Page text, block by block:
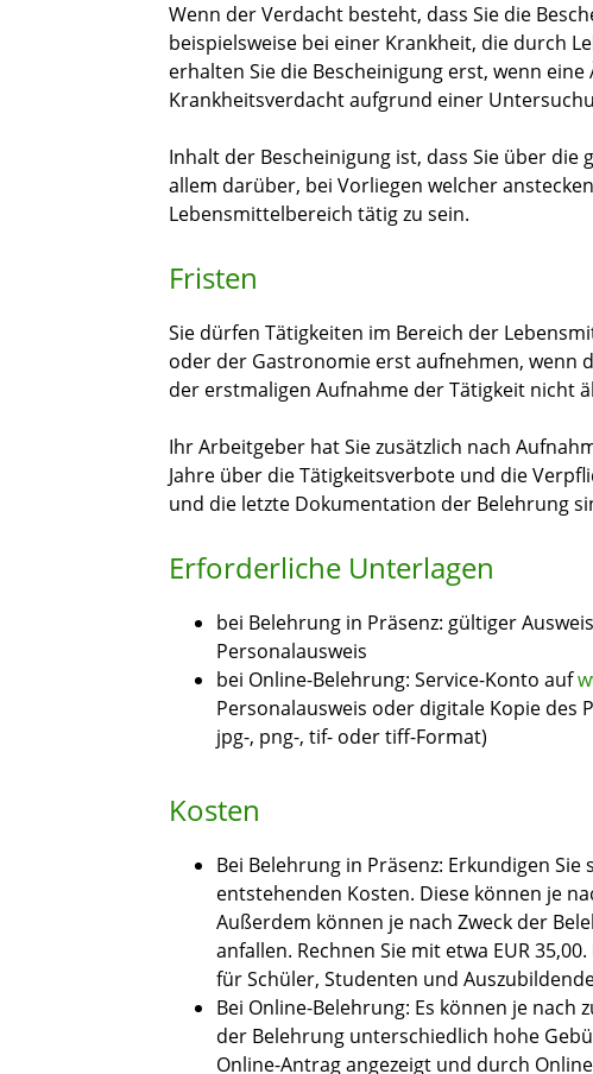
Wenn der Verdacht besteht, dass Sie die
beispielsweise bei einer Krankheit, die durch
erhalten Sie die Bescheinigung erst, wenn
Krankheitsverdacht aufgrund einer
Inhalt der Bescheinigung ist, dass Sie über
allem darüber, bei Vorliegen welcher
Lebensmittelbereich tätig zu sein.
Fristen
Sie dürfen Tätigkeiten im Bereich der
oder der Gastronomie erst aufnehmen, wenn
der erstmaligen Aufnahme der Tätigkeit nicht
Ihr Arbeitgeber hat Sie zusätzlich nach
Jahre über die Tätigkeitsverbote und die
und die letzte Dokumentation der Belehrung
Erforderliche Unterlagen
bei Belehrung in Präsenz: gültiger
Personalausweis
bei Online-Belehrung: Service-Konto auf
Personalausweis oder digitale Kopie des
jpg-, png-, tif- oder tiff-Format)
Kosten
Bei Belehrung in Präsenz: Erkundigen
entstehenden Kosten. Diese können je
Außerdem können je nach Zweck der
anfallen. Rechnen Sie mit etwa EUR
für Schüler, Studenten und
Bei Online-Belehrung: Es können je
der Belehrung unterschiedlich hohe
Online-Antrag angezeigt und durch